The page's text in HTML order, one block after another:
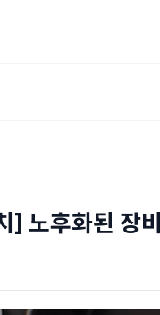
] 노후화된 장